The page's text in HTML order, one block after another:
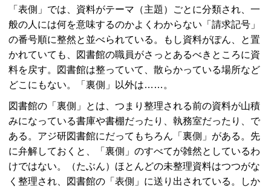
「表側」では、資料がテーマ（主題）ごとに分類され、一
般の人には何を意味するのかよくわからない「請求記号」
の番号順に整然と並べられている。もし資料がぽん、と置
かれていても、図書館の職員がさっとあるべきところに資
料を戻す。図書館は整っていて、散らかっている場所など
どこにもない。「裏側」以外は……。
図書館の「裏側」とは、つまり整理される前の資料が山積
みになっている書庫や書棚だったり、執務室だったり、で
ある。アジ研図書館にだってもちろん「裏側」がある。先
に弁解しておくと、「裏側」のすべてが雑然としているわ
けではない。（たぶん）ほとんどの未整理資料はつつがな
く整理され、図書館の「表側」に送り出されている。しか